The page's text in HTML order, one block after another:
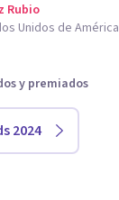
Rubio
Unidos de América
y premiados
2024